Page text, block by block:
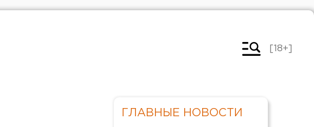
[18+]
ГЛАВНЫЕ НОВОСТИ